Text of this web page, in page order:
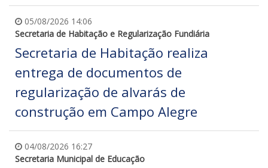
05/08/2026 14:06
Secretaria de Habitação e Regularização Fundiária
Secretaria de Habitação realiza
entrega de documentos de
regularização de alvarás de
construção em Campo Alegre
04/08/2026 16:27
Secretaria Municipal de Educação